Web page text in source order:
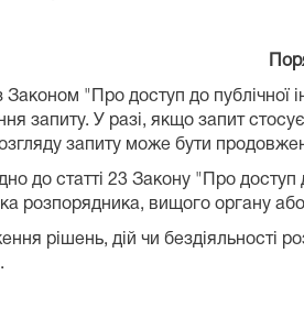
Законом "Про доступ до публічної
запиту. У разі, якщо запит
запиту може бути
до статті 23 Закону "Про доступ
розпорядника, вищого органу
рішень, дій чи бездіяльності